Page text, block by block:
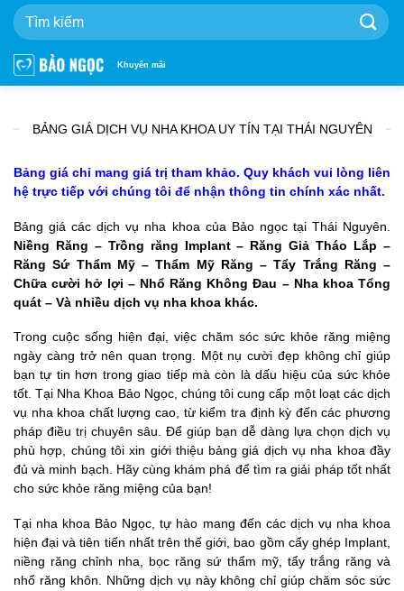
qua
dung
Khuyến mãi
BẢNG GIÁ DỊCH VỤ NHA KHOA UY TÍN TẠI THÁI NGUYÊN
Bảng giá chỉ mang giá trị tham khảo. Quy khách vui lòng liên
hệ trực tiếp với chúng tôi để nhận thông tin chính xác nhất.
Bảng giá các dịch vụ nha khoa của Bảo ngọc tại Thái Nguyên.
Niềng Răng – Trồng răng Implant – Răng Giả Tháo Lắp –
Răng Sứ Thẩm Mỹ – Thẩm Mỹ Răng – Tẩy Trắng Răng –
Chữa cười hở lợi – Nhổ Răng Không Đau – Nha khoa Tổng
quát – Và nhiều dịch vụ nha khoa khác.
Trong cuộc sống hiện đại, việc chăm sóc sức khỏe răng miệng
ngày càng trở nên quan trọng. Một nụ cười đẹp không chỉ giúp
bạn tự tin hơn trong giao tiếp mà còn là dấu hiệu của sức khỏe
tốt. Tại Nha Khoa Bảo Ngọc, chúng tôi cung cấp một loạt các dịch
vụ nha khoa chất lượng cao, từ kiểm tra định kỳ đến các phương
pháp điều trị chuyên sâu. Để giúp bạn dễ dàng lựa chọn dịch vụ
phù hợp, chúng tôi xin giới thiệu bảng giá dịch vụ nha khoa đầy
đủ và minh bạch. Hãy cùng khám phá để tìm ra giải pháp tốt nhất
cho sức khỏe răng miệng của bạn!
Tại nha khoa Bảo Ngọc, tự hào mang đến các dịch vụ nha khoa
hiện đại và tiên tiến nhất trên thế giới, bao gồm cấy ghép Implant,
niềng răng chỉnh nha, bọc răng sứ thẩm mỹ, tẩy trắng răng và
nhổ răng khôn. Những dịch vụ này không chỉ giúp chăm sóc sức